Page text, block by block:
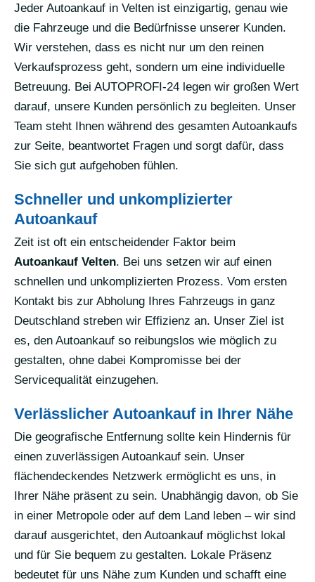
Jeder Autoankauf in Velten ist einzigartig, genau wie
die Fahrzeuge und die Bedürfnisse unserer Kunden.
Wir verstehen, dass es nicht nur um den reinen
Verkaufsprozess geht, sondern um eine individuelle
Betreuung. Bei AUTOPROFI-24 legen wir großen Wert
darauf, unsere Kunden persönlich zu begleiten. Unser
Team steht Ihnen während des gesamten Autoankaufs
zur Seite, beantwortet Fragen und sorgt dafür, dass
Sie sich gut aufgehoben fühlen.
Schneller und unkomplizierter
Autoankauf
Zeit ist oft ein entscheidender Faktor beim
Autoankauf Velten. Bei uns setzen wir auf einen
schnellen und unkomplizierten Prozess. Vom ersten
Kontakt bis zur Abholung Ihres Fahrzeugs in ganz
Deutschland streben wir Effizienz an. Unser Ziel ist
es, den Autoankauf so reibungslos wie möglich zu
gestalten, ohne dabei Kompromisse bei der
Servicequalität einzugehen.
Verlässlicher Autoankauf in Ihrer Nähe
Die geografische Entfernung sollte kein Hindernis für
einen zuverlässigen Autoankauf sein. Unser
flächendeckendes Netzwerk ermöglicht es uns, in
Ihrer Nähe präsent zu sein. Unabhängig davon, ob Sie
in einer Metropole oder auf dem Land leben – wir sind
darauf ausgerichtet, den Autoankauf möglichst lokal
und für Sie bequem zu gestalten. Lokale Präsenz
bedeutet für uns Nähe zum Kunden und schafft eine